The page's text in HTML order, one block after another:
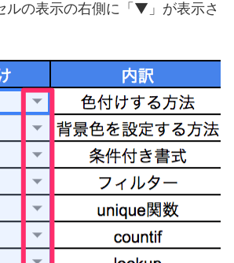
ルの表示の右側に「▼」が表示さ